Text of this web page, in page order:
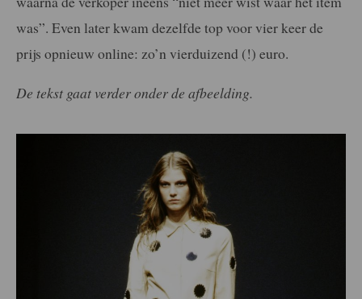
was”. Even later kwam dezelfde top voor vier keer de
prijs opnieuw online: zo’n vierduizend (!) euro.
De tekst gaat verder onder de afbeelding.